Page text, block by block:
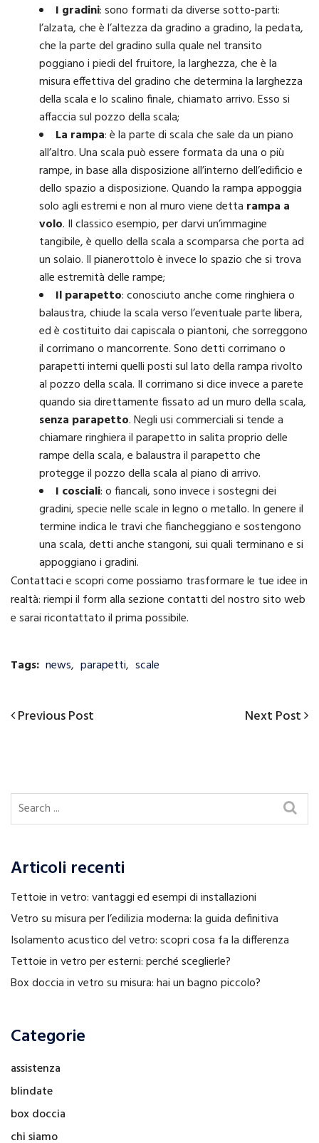
I gradini: sono formati da diverse sotto-parti:
l’alzata, che è l’altezza da gradino a gradino, la pedata,
che la parte del gradino sulla quale nel transito
poggiano i piedi del fruitore, la larghezza, che è la
misura effettiva del gradino che determina la larghezza
della scala e lo scalino finale, chiamato arrivo. Esso si
affaccia sul pozzo della scala;
La rampa: è la parte di scala che sale da un piano
all’altro. Una scala può essere formata da una o più
rampe, in base alla disposizione all’interno dell’edificio e
dello spazio a disposizione. Quando la rampa appoggia
solo agli estremi e non al muro viene detta rampa a
volo. Il classico esempio, per darvi un’immagine
tangibile, è quello della scala a scomparsa che porta ad
un solaio. Il pianerottolo è invece lo spazio che si trova
alle estremità delle rampe;
Il parapetto: conosciuto anche come ringhiera o
balaustra, chiude la scala verso l’eventuale parte libera,
ed è costituito dai capiscala o piantoni, che sorreggono
il corrimano o mancorrente. Sono detti corrimano o
parapetti interni quelli posti sul lato della rampa rivolto
al pozzo della scala. Il corrimano si dice invece a parete
quando sia direttamente fissato ad un muro della scala,
senza parapetto. Negli usi commerciali si tende a
chiamare ringhiera il parapetto in salita proprio delle
rampe della scala, e balaustra il parapetto che
protegge il pozzo della scala al piano di arrivo.
I cosciali: o fiancali, sono invece i sostegni dei
gradini, specie nelle scale in legno o metallo. In genere il
termine indica le travi che fiancheggiano e sostengono
una scala, detti anche stangoni, sui quali terminano e si
appoggiano i gradini.
Contattaci e scopri come possiamo trasformare le tue idee in
realtà: riempi il form alla sezione contatti del nostro sito web
e sarai ricontattato il prima possibile.
Tags: news, parapetti, scale
Navigazione
Previous
Previous Post
Next
Next Post
Articoli recenti
Tettoie in vetro: vantaggi ed esempi di installazioni
Vetro su misura per l’edilizia moderna: la guida definitiva
Isolamento acustico del vetro: scopri cosa fa la differenza
Tettoie in vetro per esterni: perché sceglierle?
Box doccia in vetro su misura: hai un bagno piccolo?
Categorie
assistenza
blindate
box doccia
chi siamo